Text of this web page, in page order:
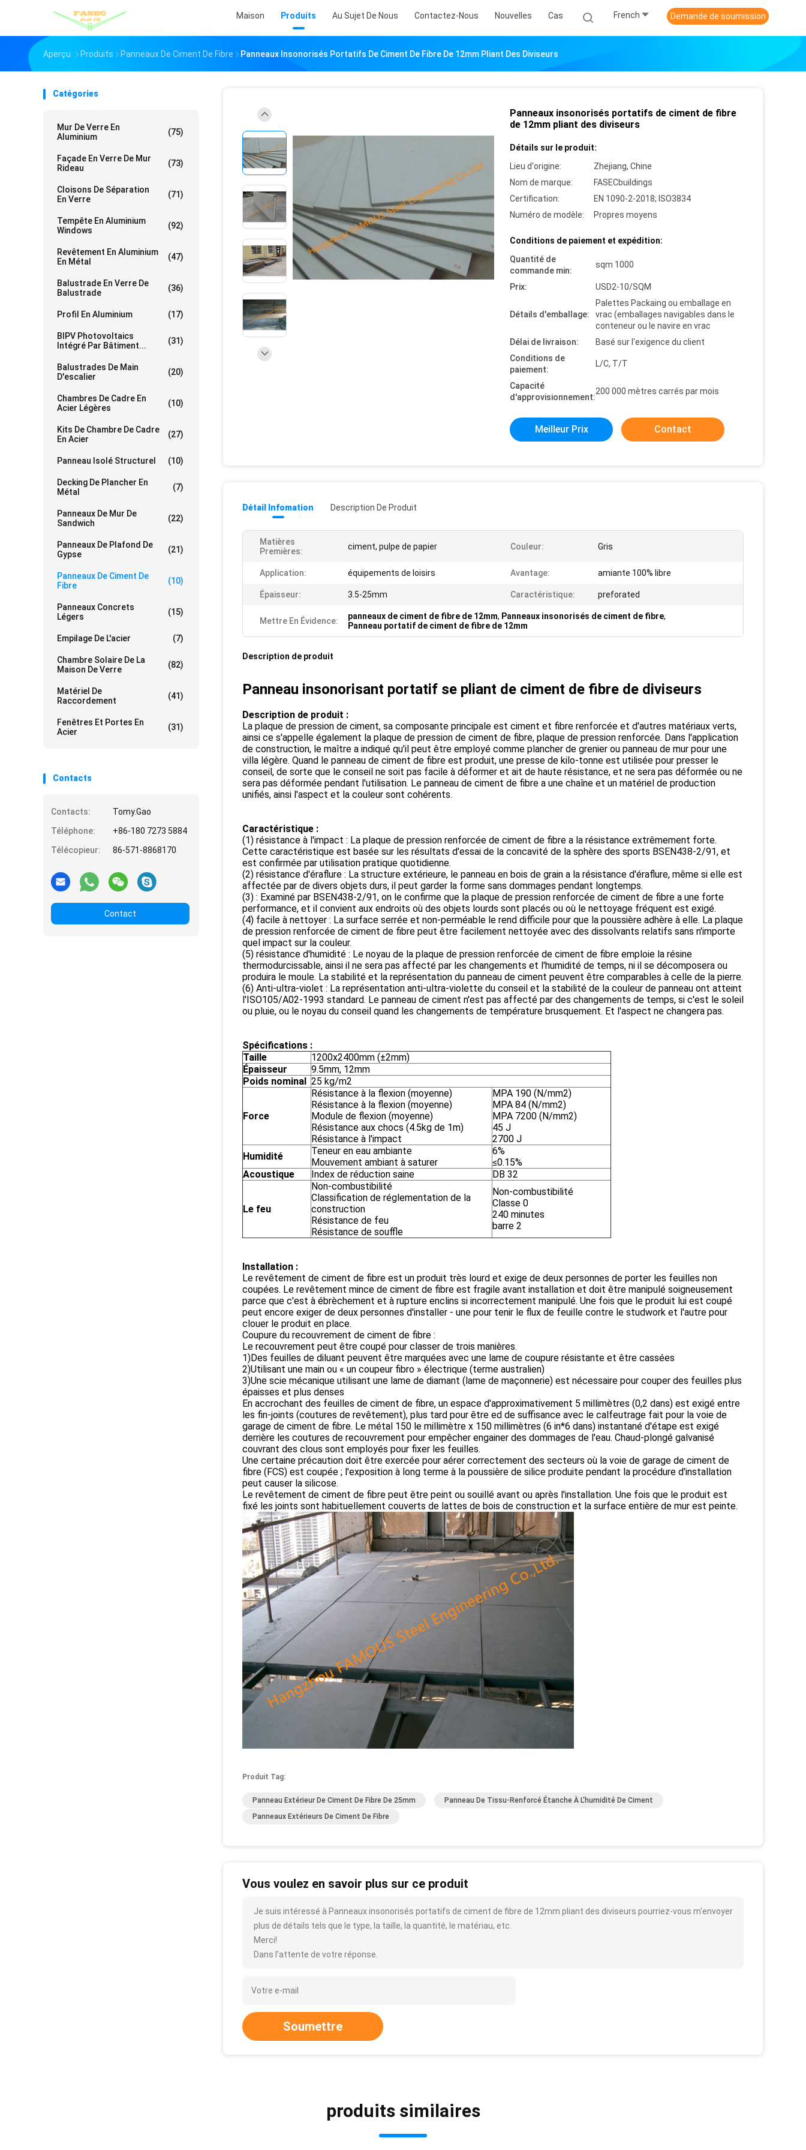
Maison Produits Au Sujet De Nous Contactez-Nous Nouvelles Cas French Demande de soumission
Aperçu Produits Panneaux De Ciment De Fibre Panneaux Insonorisés Portatifs De Ciment De Fibre De 12mm Pliant Des Diviseurs
Catégories
Mur De Verre En
Aluminium
(75)
Façade En Verre De Mur
Rideau
(73)
Cloisons De Séparation
En Verre
(71)
Tempête En Aluminium
Windows
(92)
Revêtement En Aluminium
En Métal
(47)
Balustrade En Verre De
Balustrade
(36)
Profil En Aluminium (17)
BIPV Photovoltaics
Intégré Par Bâtiment...
(31)
Balustrades De Main
D'escalier
(20)
Chambres De Cadre En
Acier Légères
(10)
Kits De Chambre De Cadre
En Acier
(27)
Panneau Isolé Structurel (10)
Decking De Plancher En
Métal
(7)
Panneaux De Mur De
Sandwich
(22)
Panneaux De Plafond De
Gypse
(21)
Panneaux De Ciment De
Fibre
(10)
Panneaux Concrets
Légers
(15)
Empilage De L'acier (7)
Chambre Solaire De La
Maison De Verre
(82)
Matériel De
Raccordement
(41)
Fenêtres Et Portes En
Acier
(31)
Contacts
Contacts:
Tomy.Gao
Téléphone:
+86-180 7273 5884
Télécopieur:
86-571-8868170
Contact
Panneaux insonorisés portatifs de ciment de fibre
de 12mm pliant des diviseurs
Détails sur le produit:
Lieu d'origine:
Zhejiang, Chine
Nom de marque:
FASECbuildings
Certification:
EN 1090-2-2018; ISO3834
Numéro de modèle:
Propres moyens
Conditions de paiement et expédition:
Quantité de
commande min:
sqm 1000
Prix: USD2-10/SQM
Détails d'emballage:
Palettes Packaing ou emballage en
vrac (emballages navigables dans le
conteneur ou le navire en vrac
Délai de livraison:
Basé sur l'exigence du client
Conditions de
paiement:
L/C, T/T
Capacité
d'approvisionnement:
200 000 mètres carrés par mois
Meilleur Prix Contact
Détail Infomation Description De Produit
Matières
Premières:
ciment, pulpe de papier Couleur: Gris
Application: équipements de loisirs Avantage: amiante 100% libre
Épaisseur: 3.5-25mm Caractéristique: preforated
Mettre En Évidence: panneaux de ciment de fibre de 12mm, Panneaux insonorisés de ciment de fibre,
Panneau portatif de ciment de fibre de 12mm
Description de produit
Panneau insonorisant portatif se pliant de ciment de fibre de diviseurs
Description de produit :
La plaque de pression de ciment, sa composante principale est ciment et fibre renforcée et d'autres matériaux verts,
ainsi ce s'appelle également la plaque de pression de ciment de fibre, plaque de pression renforcée. Dans l'application
de construction, le maître a indiqué qu'il peut être employé comme plancher de grenier ou panneau de mur pour une
villa légère. Quand le panneau de ciment de fibre est produit, une presse de kilo-tonne est utilisée pour presser le
conseil, de sorte que le conseil ne soit pas facile à déformer et ait de haute résistance, et ne sera pas déformée ou ne
sera pas déformée pendant l'utilisation. Le panneau de ciment de fibre a une chaîne et un matériel de production
unifiés, ainsi l'aspect et la couleur sont cohérents.
Caractéristique :
(1) résistance à l'impact : La plaque de pression renforcée de ciment de fibre a la résistance extrêmement forte.
Cette caractéristique est basée sur les résultats d'essai de la concavité de la sphère des sports BSEN438-2/91, et
est confirmée par utilisation pratique quotidienne.
(2) résistance d'éraflure : La structure extérieure, le panneau en bois de grain a la résistance d'éraflure, même si elle est
affectée par de divers objets durs, il peut garder la forme sans dommages pendant longtemps.
(3) : Examiné par BSEN438-2/91, on le confirme que la plaque de pression renforcée de ciment de fibre a une forte
performance, et il convient aux endroits où des objets lourds sont placés ou où le nettoyage fréquent est exigé.
(4) facile à nettoyer : La surface serrée et non-perméable le rend difficile pour que la poussière adhère à elle. La plaque
de pression renforcée de ciment de fibre peut être facilement nettoyée avec des dissolvants relatifs sans n'importe
quel impact sur la couleur.
(5) résistance d'humidité : Le noyau de la plaque de pression renforcée de ciment de fibre emploie la résine
thermodurcissable, ainsi il ne sera pas affecté par les changements et l'humidité de temps, ni il se décomposera ou
produira le moule. La stabilité et la représentation du panneau de ciment peuvent être comparables à celle de la pierre.
(6) Anti-ultra-violet : La représentation anti-ultra-violette du conseil et la stabilité de la couleur de panneau ont atteint
l'ISO105/A02-1993 standard. Le panneau de ciment n'est pas affecté par des changements de temps, si c'est le soleil
ou pluie, ou le noyau du conseil quand les changements de température brusquement. Et l'aspect ne changera pas.
Spécifications :
Taille
1200x2400mm (±2mm)
Épaisseur
9.5mm, 12mm
Poids nominal 25 kg/m2
Force
Résistance à la flexion (moyenne)
Résistance à la flexion (moyenne)
Module de flexion (moyenne)
Résistance aux chocs (4.5kg de 1m)
Résistance à l'impact
MPA 190 (N/mm2)
MPA 84 (N/mm2)
MPA 7200 (N/mm2)
45 J
2700 J
Humidité
Teneur en eau ambiante
Mouvement ambiant à saturer
6%
≤0.15%
Acoustique
Index de réduction saine DB 32
Le feu
Non-combustibilité
Classification de réglementation de la
construction
Résistance de feu
Résistance de souffle
Non-combustibilité
Classe 0
240 minutes
barre 2
Installation :
Le revêtement de ciment de fibre est un produit très lourd et exige de deux personnes de porter les feuilles non
coupées. Le revêtement mince de ciment de fibre est fragile avant installation et doit être manipulé soigneusement
parce que c'est à ébrèchement et à rupture enclins si incorrectement manipulé. Une fois que le produit lui est coupé
peut encore exiger de deux personnes d'installer - une pour tenir le flux de feuille contre le studwork et l'autre pour
clouer le produit en place.
Coupure du recouvrement de ciment de fibre :
Le recouvrement peut être coupé pour classer de trois manières.
1)Des feuilles de diluant peuvent être marquées avec une lame de coupure résistante et être cassées
2)Utilisant une main ou « un coupeur fibro » électrique (terme australien)
3)Une scie mécanique utilisant une lame de diamant (lame de maçonnerie) est nécessaire pour couper des feuilles plus
épaisses et plus denses
En accrochant des feuilles de ciment de fibre, un espace d'approximativement 5 millimètres (0,2 dans) est exigé entre
les fin-joints (coutures de revêtement), plus tard pour être ed de suffisance avec le calfeutrage fait pour la voie de
garage de ciment de fibre. Le métal 150 le millimètre x 150 millimètres (6 in*6 dans) instantané d'étape est exigé
derrière les coutures de recouvrement pour empêcher engainer des dommages de l'eau. Chaud-plongé galvanisé
couvrant des clous sont employés pour fixer les feuilles.
Une certaine précaution doit être exercée pour aérer correctement des secteurs où la voie de garage de ciment de
fibre (FCS) est coupée ; l'exposition à long terme à la poussière de silice produite pendant la procédure d'installation
peut causer la silicose.
Le revêtement de ciment de fibre peut être peint ou souillé avant ou après l'installation. Une fois que le produit est
fixé les joints sont habituellement couverts de lattes de bois de construction et la surface entière de mur est peinte.
Produit Tag:
Panneau Extérieur De Ciment De Fibre De 25mm
Panneau De Tissu-Renforcé Étanche À L'humidité De Ciment
Panneaux Extérieurs De Ciment De Fibre
Vous voulez en savoir plus sur ce produit
Je suis intéressé à Panneaux insonorisés portatifs de ciment de fibre de 12mm pliant des diviseurs pourriez-vous m'envoyer
plus de détails tels que le type, la taille, la quantité, le matériau, etc.
Merci!
Dans l'attente de votre réponse.
Soumettre
produits similaires